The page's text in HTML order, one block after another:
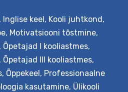
, Inglise keel, Kooli juhtkond,
, Motivatsiooni tõstmine,
, Õpetajad I kooliastmes,
, Õpetajad III kooliastmes,
, Õppekeel, Professionaalne
kasutamine, Ülikooli